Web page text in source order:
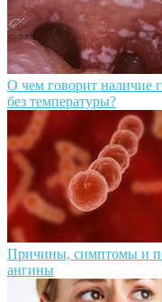
О чем говорит наличие
без температуры?
Причины, симптомы и
ангины